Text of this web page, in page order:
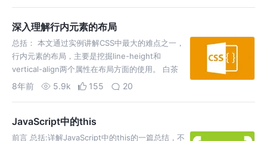
深入理解行内元素的布局
总括： 本文通过实例讲解CSS中最大的难点之一，
行内元素的布局，主要是挖掘line-height和
vertical-align两个属性在布局方面的使用。 白茶
清欢无别事，我在等风，也在等你。😊 讲道理
8年前 5.9k 155 20
JavaScript中的this
前言 总括:详解JavaScript中的this的一篇总结，不